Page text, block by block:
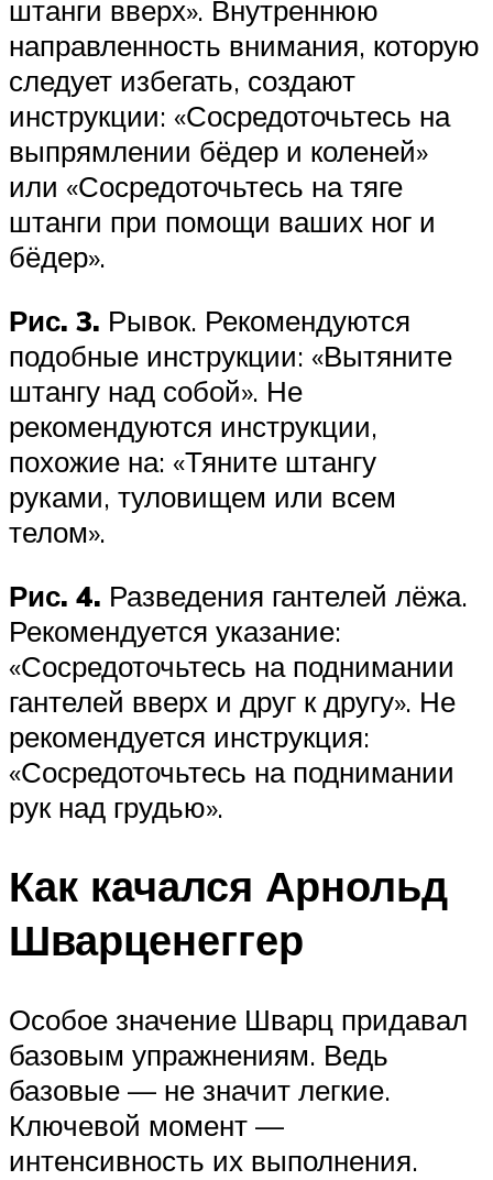
штанги вверх». Внутреннюю
направленность внимания, которую
следует избегать, создают
инструкции: «Сосредоточьтесь на
выпрямлении бёдер и коленей»
или «Сосредоточьтесь на тяге
штанги при помощи ваших ног и
бёдер».
Рис. 3. Рывок. Рекомендуются
подобные инструкции: «Вытяните
штангу над собой». Не
рекомендуются инструкции,
похожие на: «Тяните штангу
руками, туловищем или всем
телом».
Рис. 4. Разведения гантелей лёжа.
Рекомендуется указание:
«Сосредоточьтесь на поднимании
гантелей вверх и друг к другу». Не
рекомендуется инструкция:
«Сосредоточьтесь на поднимании
рук над грудью».
Как качался Арнольд
Шварценеггер
Особое значение Шварц придавал
базовым упражнениям. Ведь
базовые — не значит легкие.
Ключевой момент —
интенсивность их выполнения.